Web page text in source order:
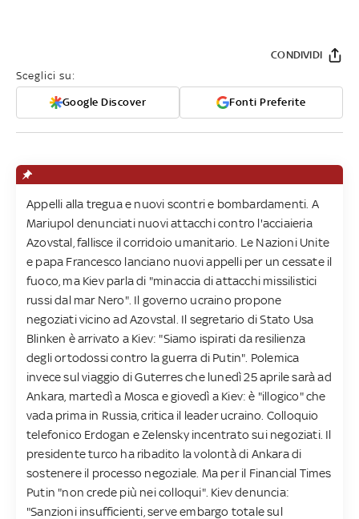
Sceglici su:
Google Discover Fonti Preferite
CONDIVIDI
Appelli alla tregua e nuovi scontri e bombardamenti. A
Mariupol denunciati nuovi attacchi contro l'acciaieria
Azovstal, fallisce il corridoio umanitario. Le Nazioni Unite
e papa Francesco lanciano nuovi appelli per un cessate il
fuoco, ma Kiev parla di "minaccia di attacchi missilistici
russi dal mar Nero". Il governo ucraino propone
negoziati vicino ad Azovstal. Il segretario di Stato Usa
Blinken è arrivato a Kiev: "Siamo ispirati da resilienza
degli ortodossi contro la guerra di Putin". Polemica
invece sul viaggio di Guterres che lunedì 25 aprile sarà ad
Ankara, martedì a Mosca e giovedì a Kiev: è "illogico" che
vada prima in Russia, critica il leader ucraino. Colloquio
telefonico Erdogan e Zelensky incentrato sui negoziati. Il
presidente turco ha ribadito la volontà di Ankara di
sostenere il processo negoziale. Ma per il Financial Times
Putin "non crede più nei colloqui". Kiev denuncia:
"Sanzioni insufficienti, serve embargo totale sul